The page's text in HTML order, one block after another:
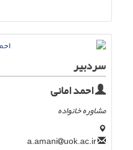
سردبیر
احمد امانی
مشاوره خانواده
uok.ac.ir